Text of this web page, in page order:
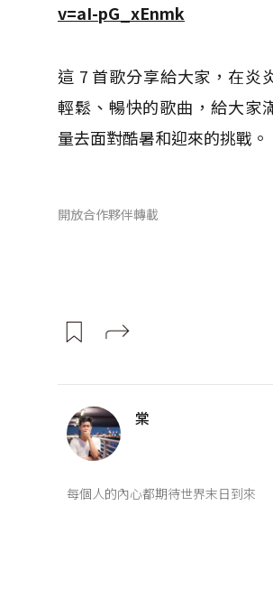
v=aI-pG_xEnmk
這 7 首歌分享給大家，在炎
輕鬆、暢快的歌曲，給大家
量去面對酷暑和迎來的挑戰。
開放合作夥伴轉載
棠
每個人的內心都期待世界末日到來